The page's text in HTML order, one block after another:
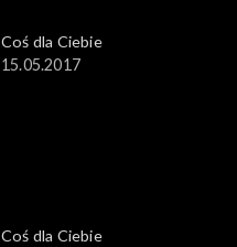
Coś dla Ciebie
15.05.2017
Coś dla Ciebie